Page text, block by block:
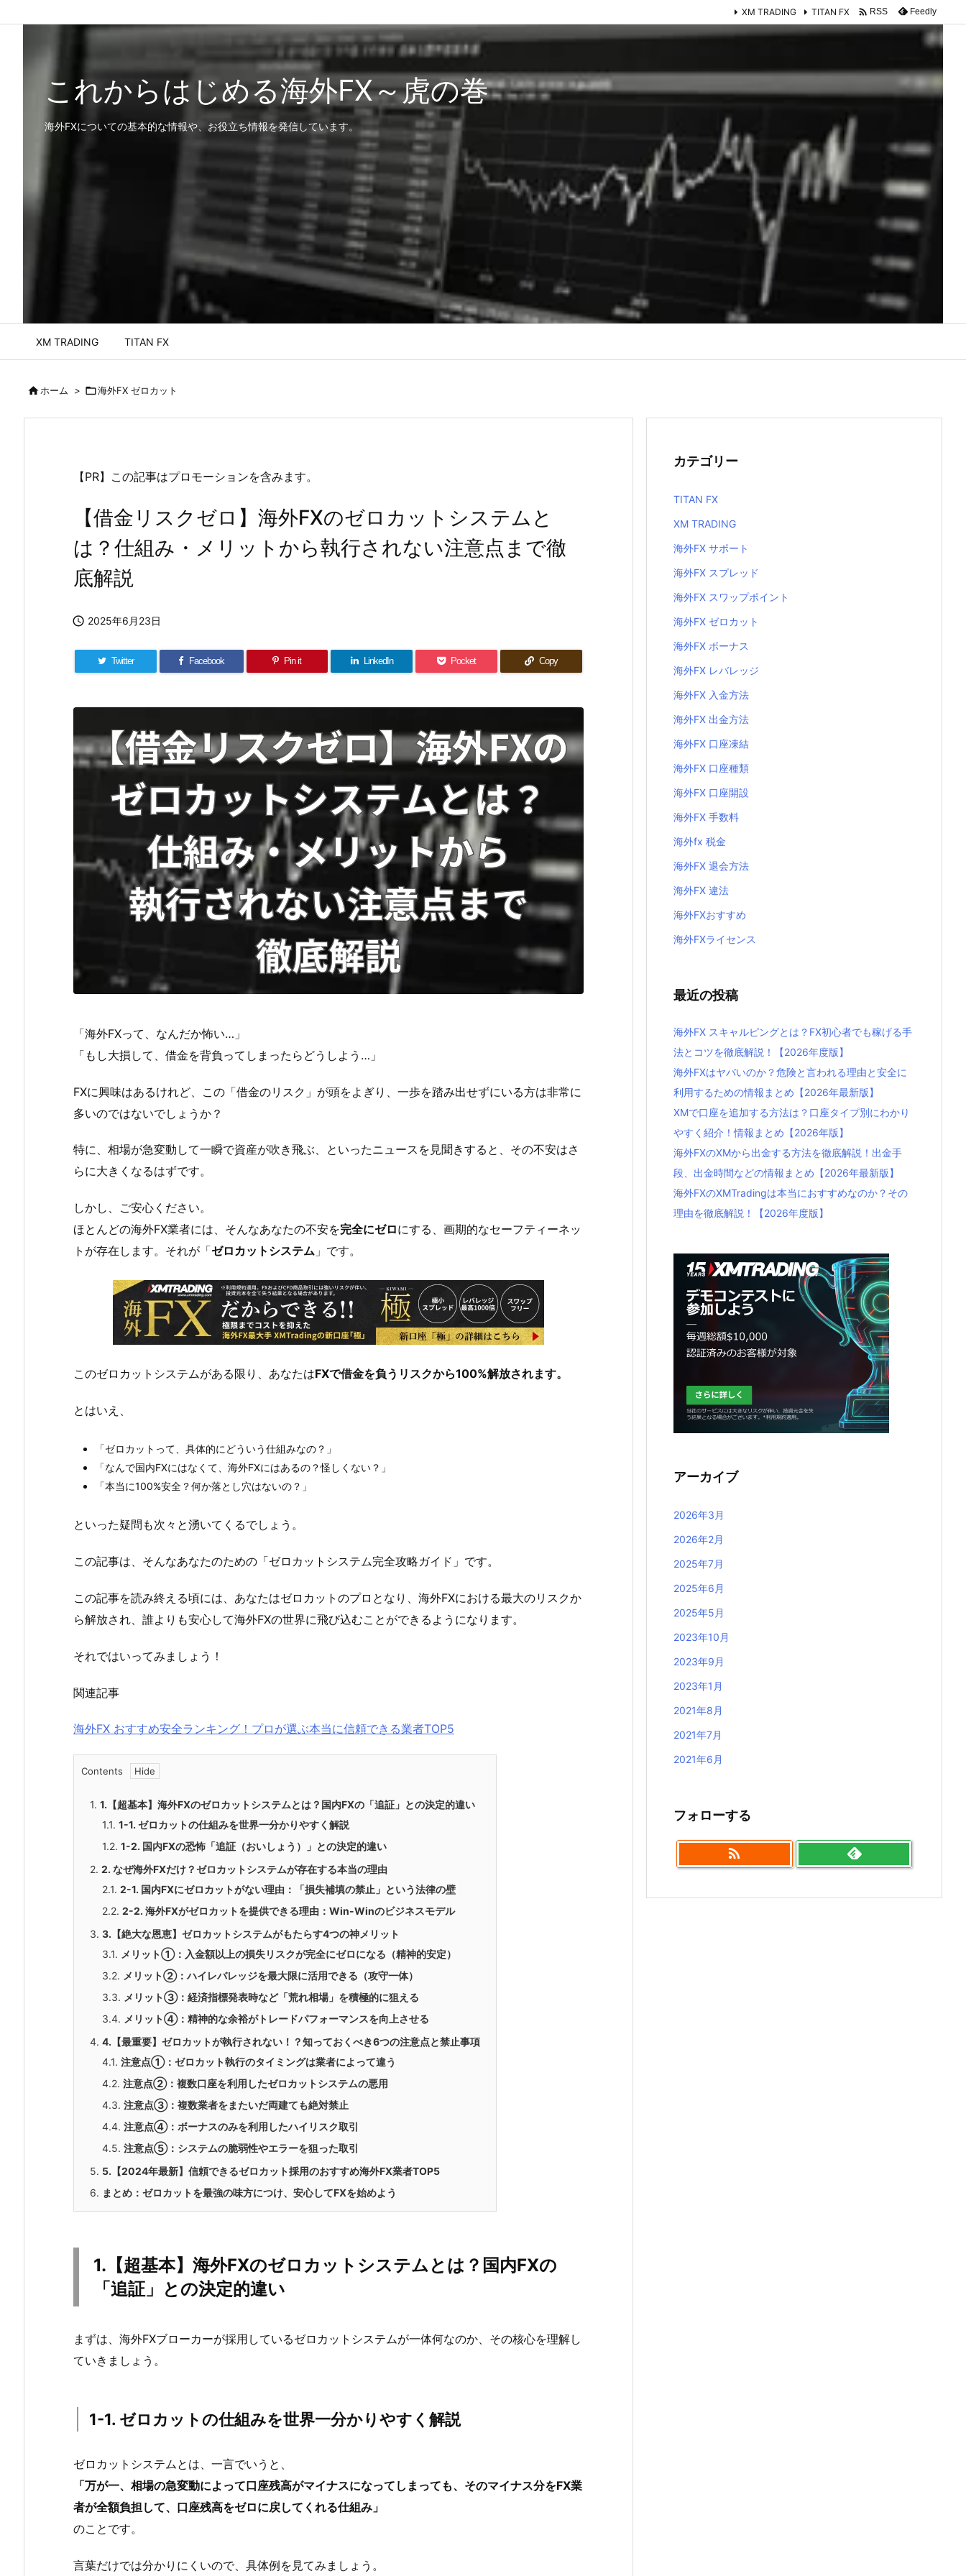
これからはじめる海外FX～虎の巻
海外FXについての基本的な情報や、お役立ち情報を発信しています。
XM TRADING TITAN FX
XM TRADING TITAN FX  RSS Feedly
ホーム > 海外FX ゼロカット
【PR】この記事はプロモーションを含みます。
【借金リスクゼロ】海外FXのゼロカットシステムと
は？仕組み・メリットから執行されない注意点まで徹
底解説
 2025年6月23日
Twitter Facebook Pin it LinkedIn Pocket Copy
「海外FXって、なんだか怖い…」
「もし大損して、借金を背負ってしまったらどうしよう…」
FXに興味はあるけれど、この「借金のリスク」が頭をよぎり、一歩を踏み出せずにいる方は非常に
多いのではないでしょうか？
特に、相場が急変動して一瞬で資産が吹き飛ぶ、といったニュースを見聞きすると、その不安はさ
らに大きくなるはずです。
しかし、ご安心ください。
ほとんどの海外FX業者には、そんなあなたの不安を完全にゼロにする、画期的なセーフティーネッ
トが存在します。それが「ゼロカットシステム 」です。
このゼロカットシステムがある限り、あなたはFXで借金を負うリスクから100%解放されます。
とはいえ、
「ゼロカットって、具体的にどういう仕組みなの？」
「なんで国内FXにはなくて、海外FXにはあるの？怪しくない？」
「本当に100%安全？何か落とし穴はないの？」
といった疑問も次々と湧いてくるでしょう。
この記事は、そんなあなたのための「ゼロカットシステム完全攻略ガイド」です。
この記事を読み終える頃には、あなたはゼロカットのプロとなり、海外FXにおける最大のリスクか
ら解放され、誰よりも安心して海外FXの世界に飛び込むことができるようになります。
それではいってみましょう！
関連記事
海外FX おすすめ安全ランキング！プロが選ぶ本当に信頼できる業者TOP5
Contents
1. 1.【超基本】海外FXのゼロカットシステムとは？国内FXの「追証」との決定的違い
1.1. 1-1. ゼロカットの仕組みを世界一分かりやすく解説
1.2. 1-2. 国内FXの恐怖「追証（おいしょう）」との決定的違い
2. 2. なぜ海外FXだけ？ゼロカットシステムが存在する本当の理由
2.1. 2-1. 国内FXにゼロカットがない理由：「損失補填の禁止」という法律の壁
2.2. 2-2. 海外FXがゼロカットを提供できる理由：Win-Winのビジネスモデル
3. 3.【絶大な恩恵】ゼロカットシステムがもたらす4つの神メリット
3.1. メリット①：入金額以上の損失リスクが完全にゼロになる（精神的安定）
3.2. メリット②：ハイレバレッジを最大限に活用できる（攻守一体）
3.3. メリット③：経済指標発表時など「荒れ相場」を積極的に狙える
3.4. メリット④：精神的な余裕がトレードパフォーマンスを向上させる
4. 4.【最重要】ゼロカットが執行されない！？知っておくべき6つの注意点と禁止事項
4.1. 注意点①：ゼロカット執行のタイミングは業者によって違う
4.2. 注意点②：複数口座を利用したゼロカットシステムの悪用
4.3. 注意点③：複数業者をまたいだ両建ても絶対禁止
4.4. 注意点④：ボーナスのみを利用したハイリスク取引
4.5. 注意点⑤：システムの脆弱性やエラーを狙った取引
5. 5.【2024年最新】信頼できるゼロカット採用のおすすめ海外FX業者TOP5
6. まとめ：ゼロカットを最強の味方につけ、安心してFXを始めよう
1.【超基本】海外FXのゼロカットシステムとは？国内FXの
「追証」との決定的違い
まずは、海外FXブローカーが採用しているゼロカットシステムが一体何なのか、その核心を理解し
ていきましょう。
1-1. ゼロカットの仕組みを世界一分かりやすく解説
ゼロカットシステムとは、一言でいうと、
「万が一、相場の急変動によって口座残高がマイナスになってしまっても、そのマイナス分をFX業
者が全額負担して、口座残高をゼロに戻してくれる仕組み」
のことです。
言葉だけでは分かりにくいので、具体例を見てみましょう。
カテゴリー
TITAN FX
XM TRADING
海外FX サポート
海外FX スプレッド
海外FX スワップポイント
海外FX ゼロカット
海外FX ボーナス
海外FX レバレッジ
海外FX 入金方法
海外FX 出金方法
海外FX 口座凍結
海外FX 口座種類
海外FX 口座開設
海外FX 手数料
海外fx 税金
海外FX 退会方法
海外FX 違法
海外FXおすすめ
海外FXライセンス
最近の投稿
海外FX スキャルピングとは？FX初心者でも稼げる手
法とコツを徹底解説！【2026年度版】
海外FXはヤバいのか？危険と言われる理由と安全に
利用するための情報まとめ【2026年最新版】
XMで口座を追加する方法は？口座タイプ別にわかり
やすく紹介！情報まとめ【2026年版】
海外FXのXMから出金する方法を徹底解説！出金手
段、出金時間などの情報まとめ【2026年最新版】
海外FXのXMTradingは本当におすすめなのか？その
理由を徹底解説！【2026年度版】
アーカイブ
2026年3月
2026年2月
2025年7月
2025年6月
2025年5月
2023年10月
2023年9月
2023年1月
2021年8月
2021年7月
2021年6月
フォローする
